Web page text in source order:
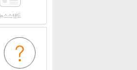
스스탠드